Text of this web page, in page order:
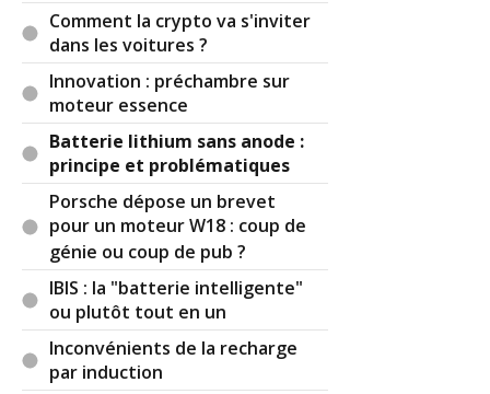
Comment la crypto va s'inviter
dans les voitures ?
Innovation : préchambre sur
moteur essence
Batterie lithium sans anode :
principe et problématiques
Porsche dépose un brevet
pour un moteur W18 : coup de
génie ou coup de pub ?
IBIS : la "batterie intelligente"
ou plutôt tout en un
Inconvénients de la recharge
par induction